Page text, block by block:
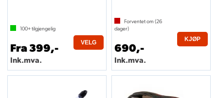
100+tilgjengelig
Fra 399,-
Ink.mva.
VELG
Forventet om (26
dager)
690,-
Ink.mva.
KJØP